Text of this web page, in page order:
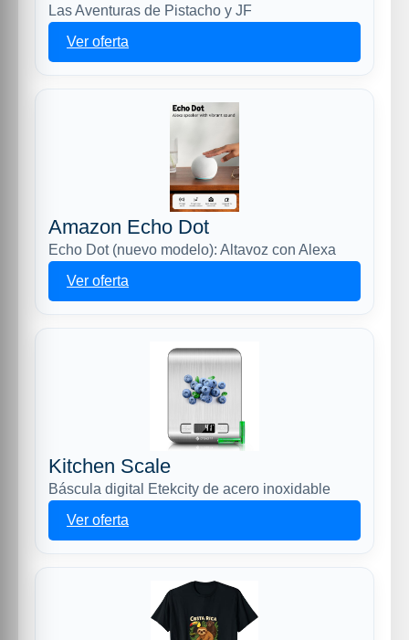
Las Aventuras de Pistacho y JF
Ver oferta
Amazon Echo Dot
Echo Dot (nuevo modelo): Altavoz con Alexa
Ver oferta
Kitchen Scale
Báscula digital Etekcity de acero inoxidable
Ver oferta